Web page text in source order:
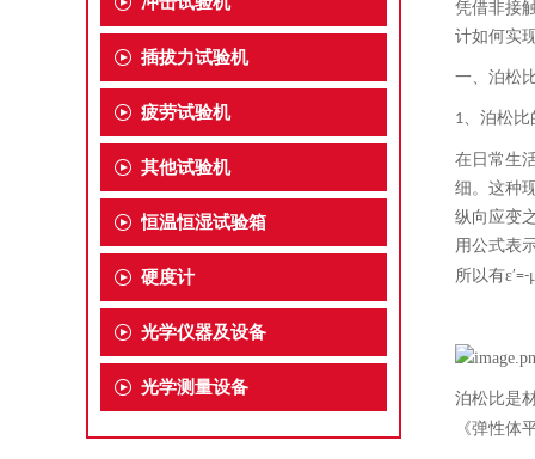
插拔力试验机
疲劳试验机
其他试验机
恒温恒湿试验箱
硬度计
光学仪器及设备
光学测量设备
凭借非接
计如何实
一、 泊松
1、 泊松比
在日常生
细。这种
纵向应变
用公式表
所以有ε′=-
泊松比是
《弹性体